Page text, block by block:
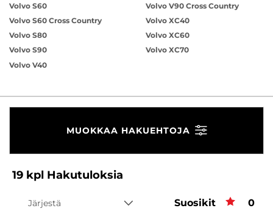
Volvo S60
Volvo S60 Cross Country
Volvo S80
Volvo S90
Volvo V40
Volvo V90 Cross Country
Volvo XC40
Volvo XC60
Volvo XC70
MUOKKAA HAKUEHTOJA
19 kpl Hakutuloksia
Järjestä Suosikit 0